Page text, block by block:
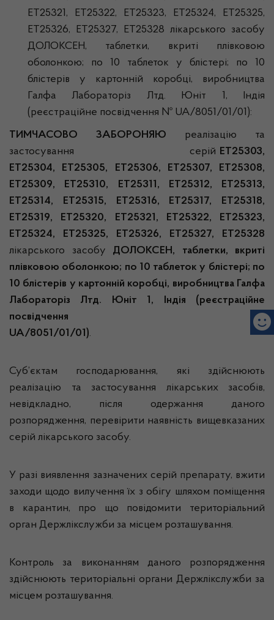
ЕТ25321, ЕТ25322, ЕТ25323, ЕТ25324, ЕТ25325,
ЕТ25326, ЕТ25327, ЕТ25328 лікарського засобу
ДОЛОКСЕН, таблетки, вкриті плівковою
оболонкою; по 10 таблеток у блістері; по 10
блістерів у картонній коробці, виробництва
Галфа Лабораторіз Лтд. Юніт 1, Індія
(реєстраційне посвідчення № UA/8051/01/01):
ТИМЧАСОВО ЗАБОРОНЯЮ реалізацію та
застосування серій ЕТ25303,
ЕТ25304, ЕТ25305, ЕТ25306, ЕТ25307, ЕТ25308,
ЕТ25309, ЕТ25310, ЕТ25311, ЕТ25312, ЕТ25313,
ЕТ25314, ЕТ25315, ЕТ25316, ЕТ25317, ЕТ25318,
ЕТ25319, ЕТ25320, ЕТ25321, ЕТ25322, ЕТ25323,
ЕТ25324, ЕТ25325, ЕТ25326, ЕТ25327, ЕТ25328
лікарського засобу ДОЛОКСЕН, таблетки, вкриті
плівковою оболонкою; по 10 таблеток у блістері; по
10 блістерів у картонній коробці, виробництва Галфа
Лабораторіз Лтд. Юніт 1, Індія (реєстраційне
посвідчення №
UA/8051/01/01).
Суб’єктам господарювання, які здійснюють
реалізацію та застосування лікарських засобів,
невідкладно, після одержання даного
розпорядження, перевірити наявність вищевказаних
серій лікарського засобу.
У разі виявлення зазначених серій препарату, вжити
заходи щодо вилучення їх з обігу шляхом поміщення
в карантин, про що повідомити територіальний
орган Держлікслужби за місцем розташування.
Контроль за виконанням даного розпорядження
здійснюють територіальні органи Держлікслужби за
місцем розташування.